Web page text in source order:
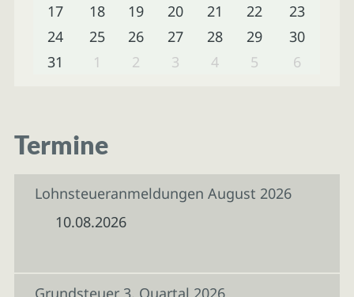
17
18 19 20 21 22
23
24
25 26 27 28 29
30
31
1 2 3 4 5 6
Termine
Lohnsteueranmeldungen August 2026
10.08.2026
Grundsteuer 3. Quartal 2026